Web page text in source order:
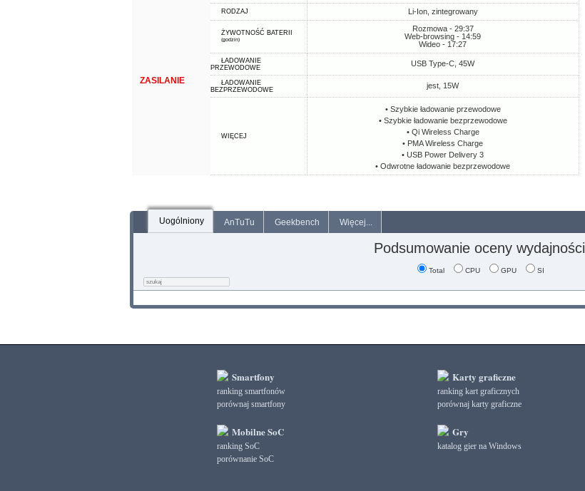
ZASILANIE
RODZAJ Li-Ion, zintegrowany
ŻYWOTNOŚĆ BATERII
(godzin)
Rozmowa - 29:37
Web-browsing - 14:59
Wideo - 17:27
ŁADOWANIE
PRZEWODOWE
USB Type-C, 45W
ŁADOWANIE
BEZPRZEWODOWE
jest, 15W
WIĘCEJ
• Szybkie ładowanie przewodowe
• Szybkie ładowanie bezprzewodowe
• Qi Wireless Charge
• PMA Wireless Charge
• USB Power Delivery 3
• Odwrotne ładowanie bezprzewodowe
Uogólniony AnTuTu Geekbench Więcej...
Podsumowanie oceny wydajności
Total CPU GPU SI
Smartfony
ranking smartfonów
porównaj smartfony
Mobilne SoC
ranking SoC
porównanie SoC
Karty graficzne
ranking kart graficznych
porównaj karty graficzne
Gry
katalog gier na Windows